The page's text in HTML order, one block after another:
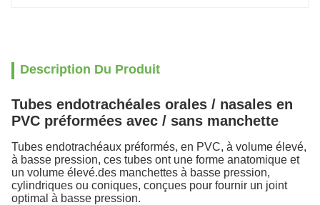
Description Du Produit
Tubes endotrachéales orales / nasales en
PVC préformées avec / sans manchette
Tubes endotrachéaux préformés, en PVC, à volume élevé,
à basse pression, ces tubes ont une forme anatomique et
un volume élevé.des manchettes à basse pression,
cylindriques ou coniques, conçues pour fournir un joint
optimal à basse pression.